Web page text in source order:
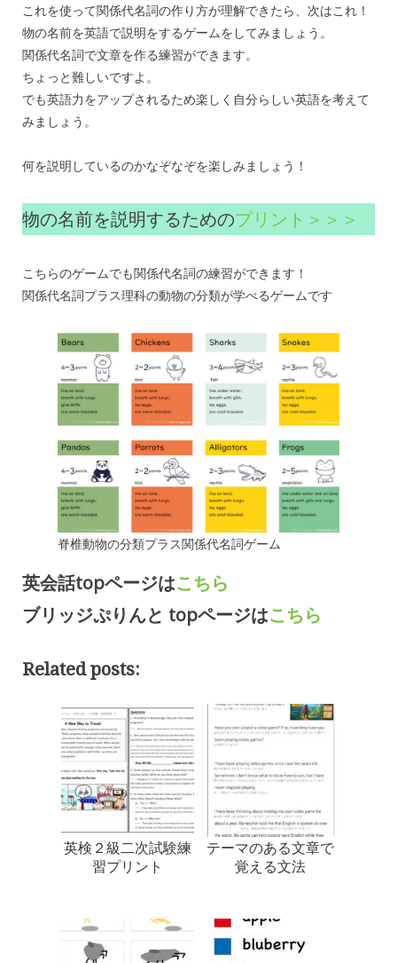
これを使って関係代名詞の作り方が理解できたら、次はこれ！
物の名前を英語で説明をするゲームをしてみましょう。
関係代名詞で文章を作る練習ができます。
ちょっと難しいですよ。
でも英語力をアップされるため楽しく自分らしい英語を考えて
みましょう。
何を説明しているのかなぞなぞを楽しみましょう！
物の名前を説明するためのプリント＞＞＞
こちらのゲームでも関係代名詞の練習ができます！
関係代名詞プラス理科の動物の分類が学べるゲームです
脊椎動物の分類プラス関係代名詞ゲーム
英会話topページはこちら
ブリッジぷりんと topページはこちら
Related posts:
英検２級二次試験練
習プリント
テーマのある文章で
覚える文法